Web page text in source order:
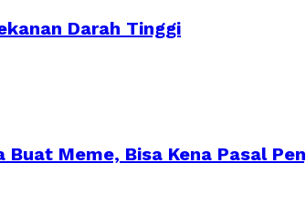
Darah Tinggi
Buat Meme, Bisa Kena Pasal